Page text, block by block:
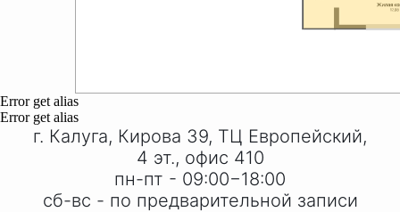
Error get alias
Error get alias
г. Калуга, Кирова 39, ТЦ Европейский,
4 эт., офис 410
пн-пт - 09:00−18:00
сб-вс - по предварительной записи